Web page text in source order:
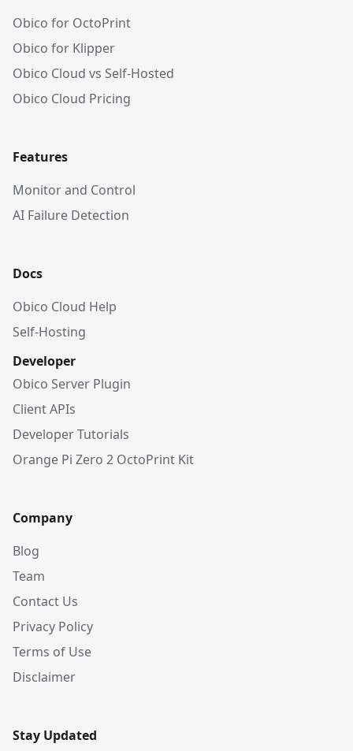
Obico for OctoPrint
Obico for Klipper
Obico Cloud vs Self-Hosted
Obico Cloud Pricing
Features
Monitor and Control
AI Failure Detection
Docs
Obico Cloud Help
Self-Hosting
Developer
Obico Server Plugin
Client APIs
Developer Tutorials
Orange Pi Zero 2 OctoPrint Kit
Company
Blog
Team
Contact Us
Privacy Policy
Terms of Use
Disclaimer
Stay Updated